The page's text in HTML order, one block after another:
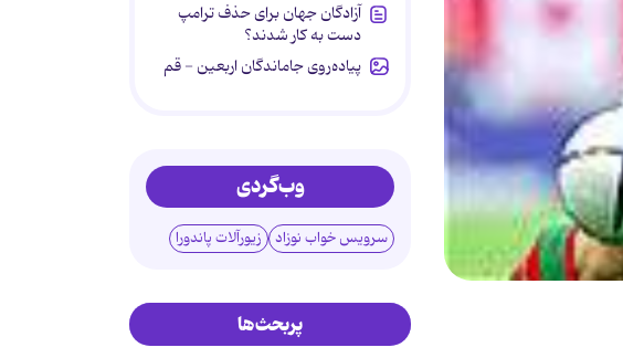
آزادگان جهان برای حذف ترامپ
دست به کار شدند؟
پیاده‌روی جاماندگان اربعین - قم
وب‌گردی
سرویس خواب نوزاد زیورآلات پاندورا
پربحث‌ها